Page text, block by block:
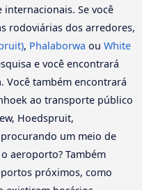
Se você
rodoviárias dos arredores,
, Phalaborwa ou White
e você encontrará
Você também encontrará
ao transporte público
Hoedspruit,
um meio de
aeroporto? Também
próximos, como